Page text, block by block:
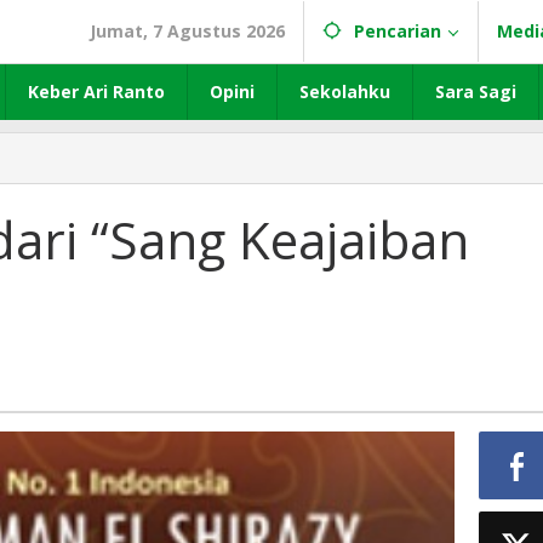
Jumat, 7 Agustus 2026 Pencarian
Keber Ari Ranto Opini Sekolahku Sara Sagi
“Sang Keajaiban